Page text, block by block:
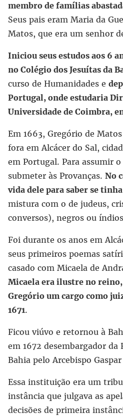
membro de famílias
Seus pais eram Maria da
Matos, que era um senhor
Iniciou seus estudos aos 6
no Colégio dos Jesuítas da
curso de Humanidades e
Portugal, onde estudaria
Universidade de Coimbra,
Em 1663, Gregório de
fora em Alcácer do Sal,
em Portugal. Para assumir
submeter às Provanças. No
vida dele para saber se
mistura com o de judeus,
conversos), negros ou
Foi durante os anos em
seus primeiros poemas
casado com Micaela de
Micaela era ilustre no
Gregório um cargo como
1671.
Ficou viúvo e retornou à
em 1672 desembargador da
Bahia pelo Arcebispo
Essa instituição era um
instância que julgava as
decisões de primeira